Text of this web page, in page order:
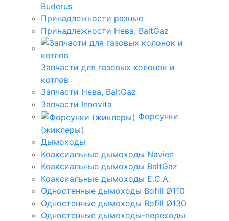
Buderus
Принадлежности разные
Принадлежности Нева, BaltGaz
Запчасти для газовых колонок и
котлов
Запчасти Нева, BaltGaz
Запчасти Innovita
Форсунки
(жиклеры)
Дымоходы
Коаксиальные дымоходы Navien
Коаксиальные дымоходы BaltGaz
Коаксиальные дымоходы E.C.A.
Одностенные дымоходы Bofill Ø110
Одностенные дымоходы Bofill Ø130
Одностенные дымоходы-переходы